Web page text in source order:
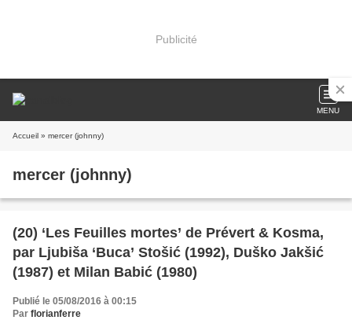
Publicité
MENU
Accueil » mercer (johnny)
mercer (johnny)
(20) ‘Les Feuilles mortes’ de Prévert & Kosma,
par Ljubiša ‘Buca’ Stošić (1992), Duško Jakšić
(1987) et Milan Babić (1980)
Publié le 05/08/2016 à 00:15
Par florianferre